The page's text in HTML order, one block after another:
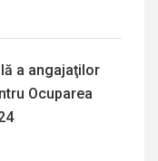
a angajaţilor
Ocuparea